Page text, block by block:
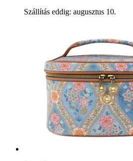
Szállítás eddig: augusztus 10.